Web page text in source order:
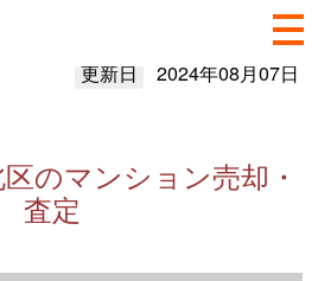
更新日 2024年08月07日
のマンション売却・
査定